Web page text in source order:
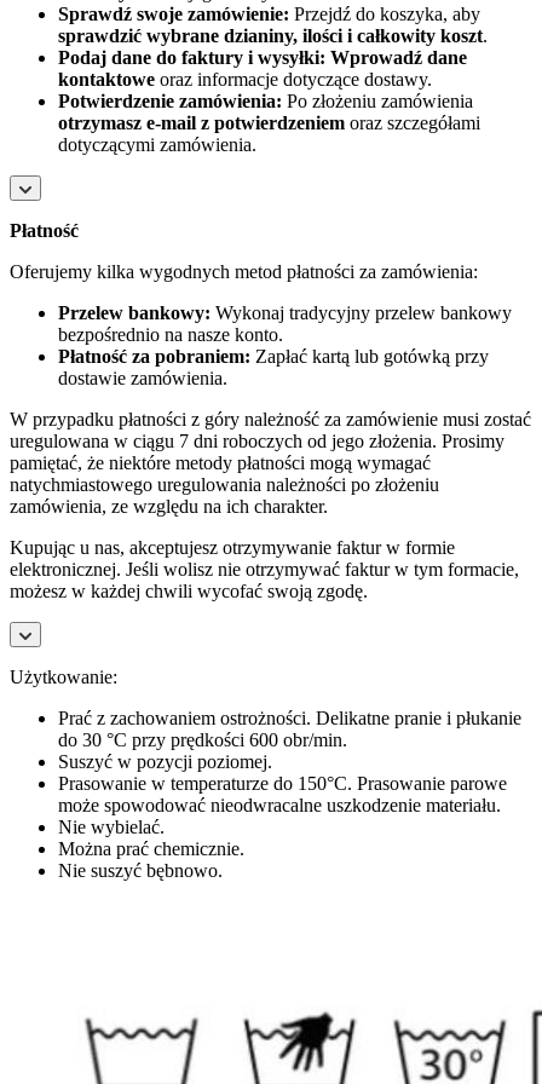
Sprawdź swoje zamówienie: Przejdź do koszyka, aby
sprawdzić wybrane dzianiny, ilości i całkowity koszt.
Podaj dane do faktury i wysyłki: Wprowadź dane
kontaktowe oraz informacje dotyczące dostawy.
Potwierdzenie zamówienia: Po złożeniu zamówienia
otrzymasz e-mail z potwierdzeniem oraz szczegółami
dotyczącymi zamówienia.
Płatność
Oferujemy kilka wygodnych metod płatności za zamówienia:
Przelew bankowy: Wykonaj tradycyjny przelew bankowy
bezpośrednio na nasze konto.
Płatność za pobraniem: Zapłać kartą lub gotówką przy
dostawie zamówienia.
W przypadku płatności z góry należność za zamówienie musi zostać
uregulowana w ciągu 7 dni roboczych od jego złożenia. Prosimy
pamiętać, że niektóre metody płatności mogą wymagać
natychmiastowego uregulowania należności po złożeniu
zamówienia, ze względu na ich charakter.
Kupując u nas, akceptujesz otrzymywanie faktur w formie
elektronicznej. Jeśli wolisz nie otrzymywać faktur w tym formacie,
możesz w każdej chwili wycofać swoją zgodę.
Użytkowanie:
Prać z zachowaniem ostrożności. Delikatne pranie i płukanie
do 30 °C przy prędkości 600 obr/min.
Suszyć w pozycji poziomej.
Prasowanie w temperaturze do 150°C. Prasowanie parowe
może spowodować nieodwracalne uszkodzenie materiału.
Nie wybielać.
Można prać chemicznie.
Nie suszyć bębnowo.